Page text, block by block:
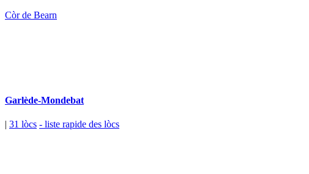
Còr de Bearn
Garlède-Mondebat
| 31 lòcs - liste rapide des lòcs